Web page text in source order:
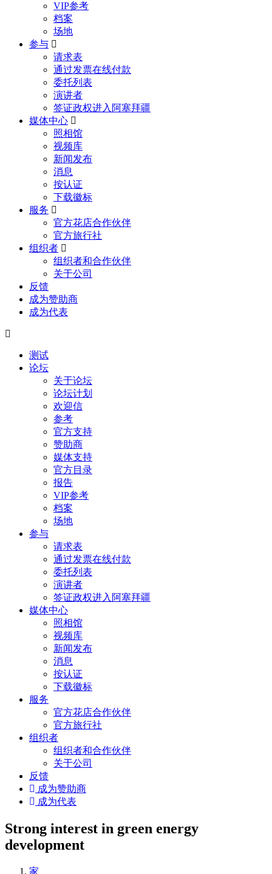
VIP参考
档案
场地
参与
请求表
通过发票在线付款
委托列表
演讲者
签证政权进入阿塞拜疆
媒体中心
照相馆
视频库
新闻发布
消息
按认证
下载徽标
服务
官方花店合作伙伴
官方旅行社
组织者
组织者和合作伙伴
关于公司
反馈
成为赞助商
成为代表
测试
论坛
关于论坛
论坛计划
欢迎信
参考
官方支持
赞助商
媒体支持
官方目录
报告
VIP参考
档案
场地
参与
请求表
通过发票在线付款
委托列表
演讲者
签证政权进入阿塞拜疆
媒体中心
照相馆
视频库
新闻发布
消息
按认证
下载徽标
服务
官方花店合作伙伴
官方旅行社
组织者
组织者和合作伙伴
关于公司
反馈
成为赞助商
成为代表
Strong interest in green energy
development
家